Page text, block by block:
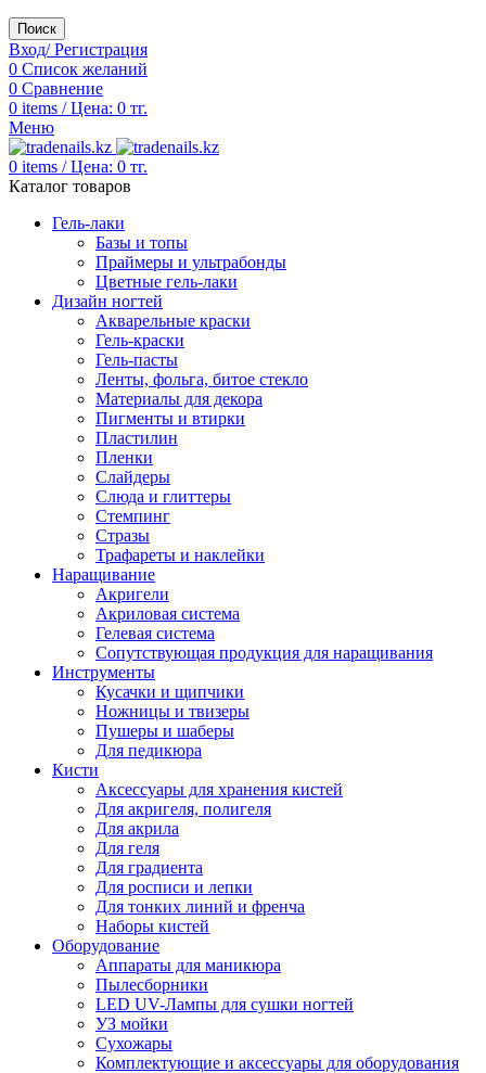
Поиск
Вход/ Регистрация
0 Список желаний
0 Сравнение
0 items / Цена: 0 тг.
Меню
0 items / Цена: 0 тг.
Каталог товаров
Гель-лаки
Базы и топы
Праймеры и ультрабонды
Цветные гель-лаки
Дизайн ногтей
Акварельные краски
Гель-краски
Гель-пасты
Ленты, фольга, битое стекло
Материалы для декора
Пигменты и втирки
Пластилин
Пленки
Слайдеры
Слюда и глиттеры
Стемпинг
Стразы
Трафареты и наклейки
Наращивание
Акригели
Акриловая система
Гелевая система
Сопутствующая продукция для наращивания
Инструменты
Кусачки и щипчики
Ножницы и твизеры
Пушеры и шаберы
Для педикюра
Кисти
Аксессуары для хранения кистей
Для акригеля, полигеля
Для акрила
Для геля
Для градиента
Для росписи и лепки
Для тонких линий и френча
Наборы кистей
Оборудование
Аппараты для маникюра
Пылесборники
LED UV-Лампы для сушки ногтей
УЗ мойки
Сухожары
Комплектующие и аксессуары для оборудования